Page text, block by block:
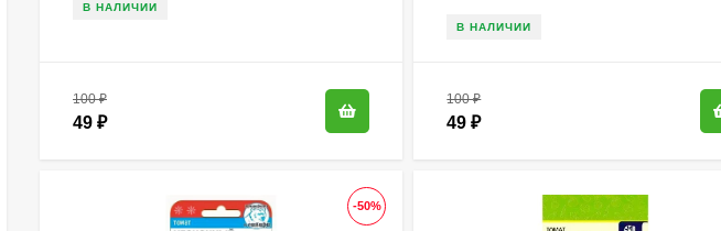
В НАЛИЧИИ
100₽
49 ₽
В НАЛИЧИИ
100₽
49₽
-50%